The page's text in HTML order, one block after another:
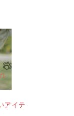
アイテ